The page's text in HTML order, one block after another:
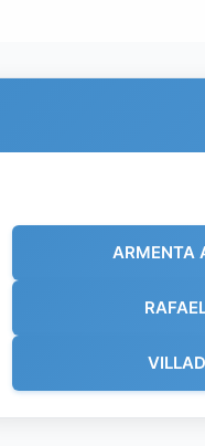
ARMENTA